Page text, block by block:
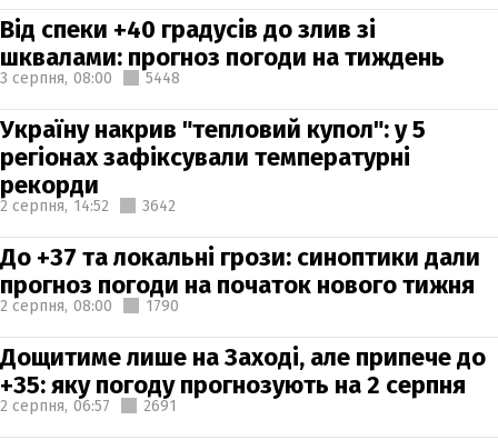
Від спеки +40 градусів до злив зі
шквалами: прогноз погоди на тиждень
3 серпня, 08:00 5448
Україну накрив "тепловий купол": у 5
регіонах зафіксували температурні
рекорди
2 серпня, 14:52 3642
До +37 та локальні грози: синоптики дали
прогноз погоди на початок нового тижня
2 серпня, 08:00 1790
Дощитиме лише на Заході, але припече до
+35: яку погоду прогнозують на 2 серпня
2 серпня, 06:57 2691